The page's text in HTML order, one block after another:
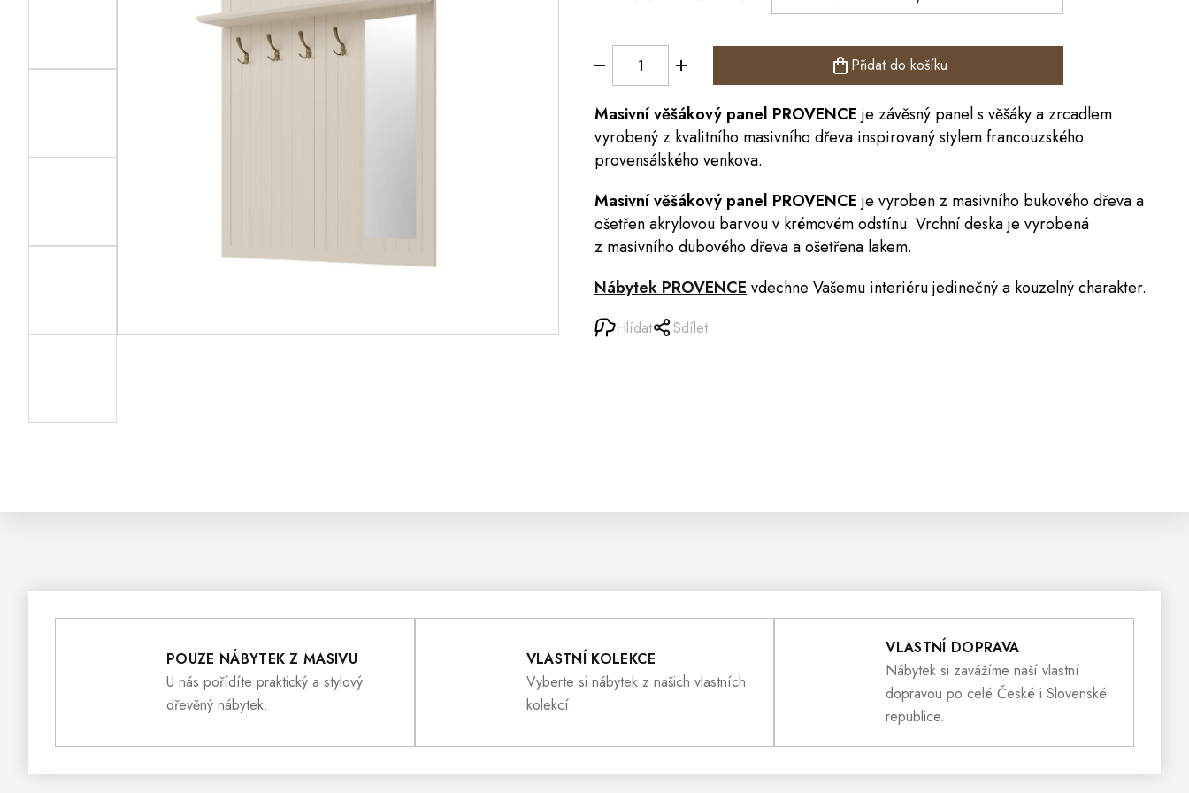
Přidat do košíku
Masivní věšákový panel PROVENCE je závěsný panel s věšákya zrcadlem
vyrobený z kvalitního masivního dřeva inspirovaný stylem francouzského
provensálského venkova.
Masivní věšákový panel PROVENCE je vyroben z masivního bukového dřeva a
ošetřen akrylovou barvou v krémovém odstínu. Vrchní deska je vyrobená
z masivního dubového dřeva a ošetřena lakem.
Nábytek PROVENCE vdechne Vašemu interiéru jedinečný a kouzelný charakter.
Hlídat Sdílet
POUZE NÁBYTEK Z MASIVU
U nás pořídíte praktický a stylový
dřevěný nábytek.
VLASTNÍ KOLEKCE
Vyberte si nábytek z našich vlastních
kolekcí.
VLASTNÍ DOPRAVA
Nábytek si zavážíme naší vlastní
dopravou po celé České i Slovenské
republice.